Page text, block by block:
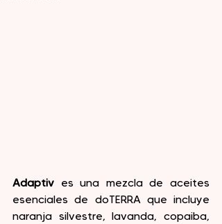
Adaptiv es una mezcla de aceites
esenciales de doTERRA que incluye
naranja silvestre, lavanda, copaiba,